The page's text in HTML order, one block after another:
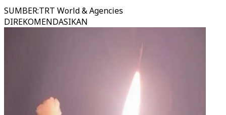
SUMBER:TRT World & Agencies
DIREKOMENDASIKAN